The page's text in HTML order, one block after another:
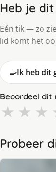
Heb je
Eén tik — zo
lid komt het
🍳Ik heb dit
Beoordeel dit
★ ★ ★
Probeer